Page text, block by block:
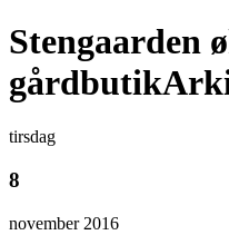
Stengaarden
tirsdag
8
november 2016